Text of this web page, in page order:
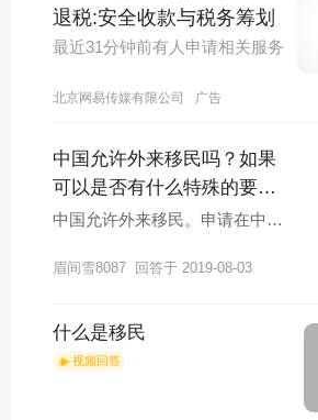
退税:安全收款与税务筹划
最近31分钟前有人申请相关服务
北京网易传媒有限公司 广告
中国允许外来移民吗？如果
可以是否有什么特殊的要
求？
中国允许外来移民。申请在中国
法律，身体健康，无犯罪记录，
国直接投资、连续三年投资情况
稳定且纳税记录良好的。2、在
眉间雪8087 回答于 2019-08-03
什么是移民
视频回答